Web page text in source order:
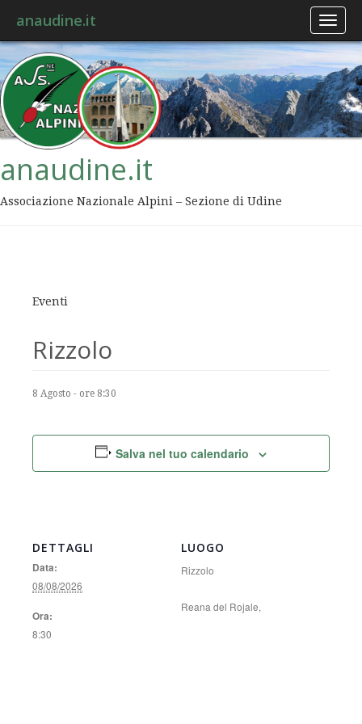
anaudine.it
anaudine.it
Associazione Nazionale Alpini – Sezione di Udine
Eventi
Rizzolo
8 Agosto - ore 8:30
Salva nel tuo calendario
DETTAGLI
Data:
08/08/2026
Ora:
8:30
LUOGO
Rizzolo
Reana del Rojale,